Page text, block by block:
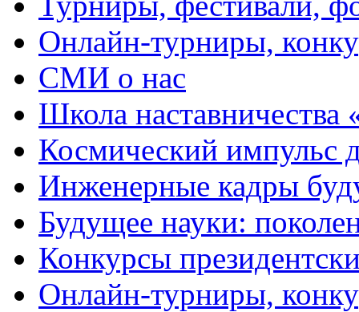
Онлайн-турниры,
СМИ о нас
Школа
Космический импульс
Инженерные кадры
Будущее науки:
Конкурсы
Онлайн-турниры,